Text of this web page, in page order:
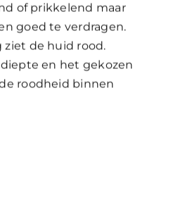
of prikkelend maar
goed te verdragen.
ziet de huid rood.
en het gekozen
roodheid binnen